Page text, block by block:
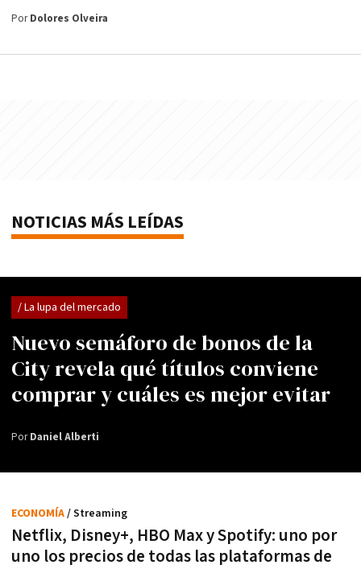
PorDolores Olveira
NOTICIAS MÁS LEÍDAS
Nuevo semáforo de bonos de la
City revela qué títulos conviene
comprar y cuáles es mejor evitar
/ La lupa del mercado
PorDaniel Alberti
Netflix, Disney+, HBO Max y Spotify: uno por
uno los precios de todas las plataformas de
ECONOMÍA/ Streaming